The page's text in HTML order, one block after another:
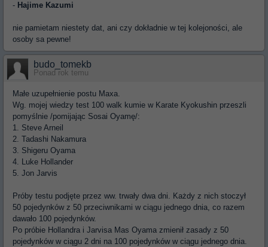
- Hajime Kazumi
nie pamietam niestety dat, ani czy dokładnie w tej kolejoności, ale
osoby sa pewne!
budo_tomekb
Ponad rok temu
Małe uzupełnienie postu Maxa.
Wg. mojej wiedzy test 100 walk kumie w Karate Kyokushin przeszli
pomyślnie /pomijając Sosai Oyamę/:
1. Steve Arneil
2. Tadashi Nakamura
3. Shigeru Oyama
4. Luke Hollander
5. Jon Jarvis
Próby testu podjęte przez ww. trwały dwa dni. Każdy z nich stoczył
50 pojedynków z 50 przeciwnikami w ciągu jednego dnia, co razem
dawało 100 pojedynków.
Po próbie Hollandra i Jarvisa Mas Oyama zmienił zasady z 50
pojedynków w ciągu 2 dni na 100 pojedynków w ciągu jednego dnia.